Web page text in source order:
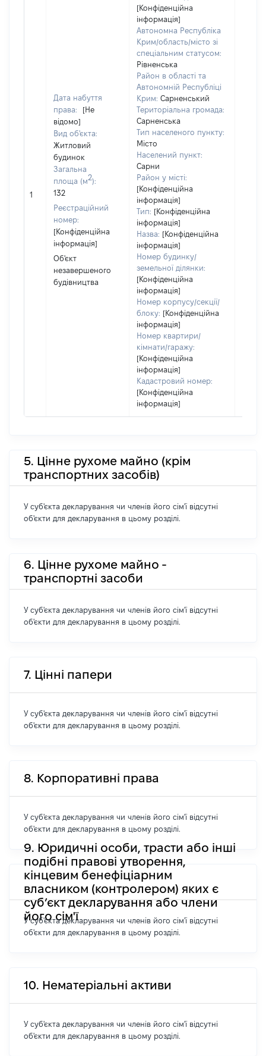
1
Дата набуття
права:
[Не
відомо]
Вид об'єкта:
Житловий
будинок
Загальна
площа (м2):
132
Реєстраційний
номер:
[Конфіденційна
інформація]
Об'єкт
незавершеного
будівництва
[Конфіденційна
інформація]
Автономна Республіка
Крим/область/місто зі
спеціальним статусом:
Рівненська
Район в області та
Автономній Республіці
Крим: Сарненський
Територіальна громада:
Сарненська
Тип населеного пункту:
Місто
Населений пункт:
Сарни
Район у місті:
[Конфіденційна
інформація]
Тип: [Конфіденційна
інформація]
Назва: [Конфіденційна
інформація]
Номер будинку/
земельної ділянки:
[Конфіденційна
інформація]
Номер корпусу/секції/
блоку: [Конфіденційна
інформація]
Номер квартири/
кімнати/гаражу:
[Конфіденційна
інформація]
Кадастровий номер:
[Конфіденційна
інформація]
5. Цінне рухоме майно (крім
транспортних засобів)
У суб'єкта декларування чи членів його сім'ї відсутні
об'єкти для декларування в цьому розділі.
6. Цінне рухоме майно -
транспортні засоби
У суб'єкта декларування чи членів його сім'ї відсутні
об'єкти для декларування в цьому розділі.
7. Цінні папери
У суб'єкта декларування чи членів його сім'ї відсутні
об'єкти для декларування в цьому розділі.
8. Корпоративні права
У суб'єкта декларування чи членів його сім'ї відсутні
об'єкти для декларування в цьому розділі.
9. Юридичні особи, трасти або інші
подібні правові утворення,
кінцевим бенефіціарним
власником (контролером) яких є
суб’єкт декларування або члени
його сім'ї
У суб'єкта декларування чи членів його сім'ї відсутні
об'єкти для декларування в цьому розділі.
10. Нематеріальні активи
У суб'єкта декларування чи членів його сім'ї відсутні
об'єкти для декларування в цьому розділі.